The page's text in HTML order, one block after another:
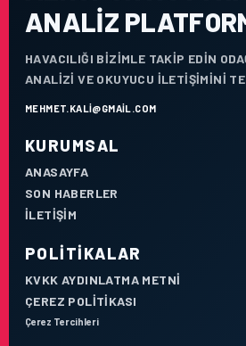
ANALIZ
HAVACILIĞI BIZIMLE TAKIP EDIN
ANALIZI VE OKUYUCU ILETIŞIMINI
MEHMET.KALI@GMAIL.COM
KURUMSAL
ANASAYFA
SON HABERLER
İLETIŞIM
POLITIKALAR
KVKK AYDINLATMA METNI
ÇEREZ POLITIKASI
Çerez Tercihleri